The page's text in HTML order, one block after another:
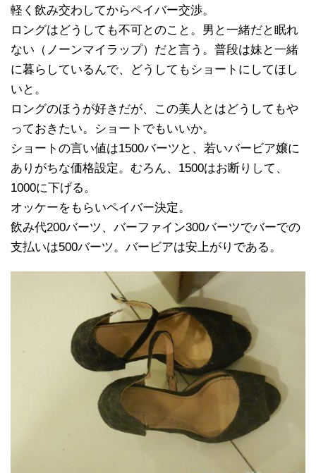
軽く飲み交わしてからペイバー交渉。
ロングはどうしても不可とのこと。男と一緒だと眠れ
ない（ノーンマイラップ）だと言う。普段は妹と一緒
に暮らしているんで、どうしてもショートにしてほし
いと。
ロングのほうが好きだが、この美人とはどうしてもや
っておきたい。ショートでもいいか。
ショートの言い値は1500バーツと、若いバービア嬢に
ありがちな価格設定。むろん、1500はお断りして、
1000に下げる。
オッケーをもらいペイバー決定。
飲み代200バーツ、バーファイン300バーツでバーでの
支払いは500バーツ。バービアは安上がりである。